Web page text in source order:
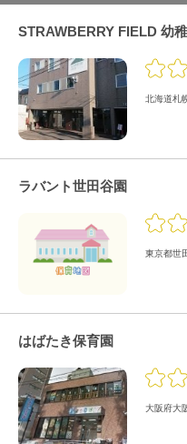
STRAWBERRY FIELD 幼
北海道札
ラバント世田谷園
東京都世
はばたき保育園
大阪府大